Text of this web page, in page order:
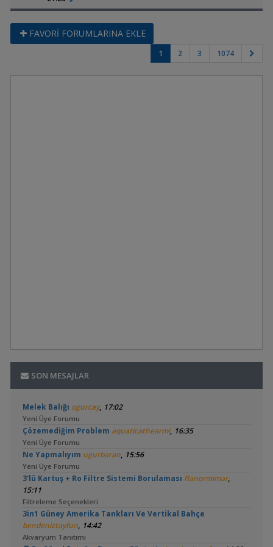
FAVORİ FORUMLARINA EKLE
1 2 3 1074
SON MESAJLAR
Melek Balığı ogurcay, 17:02
Yeni Üye Forumu
Çözemediğim Problem aquaticathearmi, 16:35
Yeni Üye Forumu
Ne Yapmalıyım ugurbaran, 15:56
Yeni Üye Forumu
3'lü Kartuş + Ro Filtre Sistemi Borulaması flanormimar,
15:11
Filtreleme Seçenekleri
3in1 Güney Amerika Tankları Ve Vertikal Bahçe
bendeniztayfun, 14:42
Akvaryum Tanıtımı